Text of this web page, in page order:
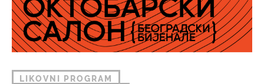
LIKOVNI PROGRAM